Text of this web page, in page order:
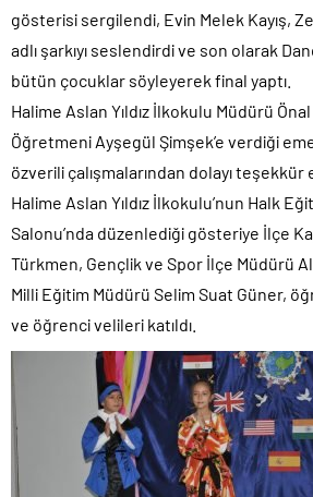
gösterisi sergilendi, Evin Melek Kayış,
adlı şarkıyı seslendirdi ve son olarak
bütün çocuklar söyleyerek final yaptı.
Halime Aslan Yıldız İlkokulu Müdürü
Öğretmeni Ayşegül Şimşek’e verdiği
özverili çalışmalarından dolayı teşekkür
Halime Aslan Yıldız İlkokulu’nun Halk
Salonu’nda düzenlediği gösteriye İlçe
Türkmen, Gençlik ve Spor İlçe Müdürü
Milli Eğitim Müdürü Selim Suat Güner,
ve öğrenci velileri katıldı.